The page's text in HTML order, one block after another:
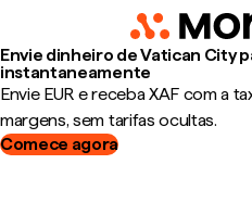
Envie dinheiro de Vatican City
instantaneamente
Envie EUR e receba XAF com a
margens, sem tarifas ocultas.
Comece agora